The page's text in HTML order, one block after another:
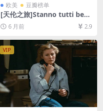
欧美 豆瓣榜单
[天伦之旅]Stanno tutti bene
(1990)[百度网盘+夸克网盘10
80P超清未删减资源][网盘在
线播放/下载][MP4/8GB][中文
字幕]
6 月前 2.9
VIP